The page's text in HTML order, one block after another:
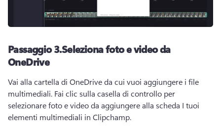
Passaggio 3.Seleziona foto e video da
OneDrive
Vai alla cartella di OneDrive da cui vuoi aggiungere i file
multimediali. Fai clic sulla casella di controllo per
selezionare foto e video da aggiungere alla scheda I tuoi
elementi multimediali in Clipchamp.